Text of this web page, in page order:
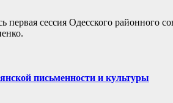
первая сессия Одесского районного
письменности и культуры